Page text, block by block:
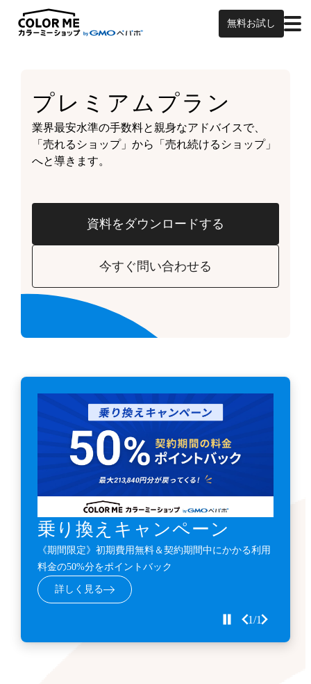
無料お試し
プレミアムプラン
業界最安水準の手数料と親身なアドバイスで、
「売れるショップ」から「売れ続けるショップ」
へと導きます。
資料をダウンロードする
今すぐ問い合わせる
乗り換えキャンペーン
《期間限定》初期費用無料＆契約期間中にかかる利用
料金の50%分をポイントバック
詳しく見る
1/1